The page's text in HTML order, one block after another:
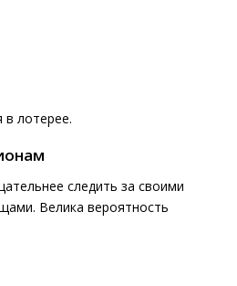
лотерее.
следить за своими
Велика вероятность